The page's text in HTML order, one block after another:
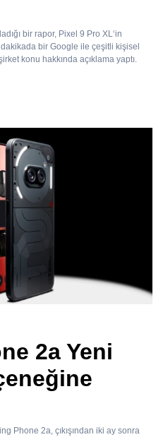
bir rapor, Pixel 9 Pro XL‘in
bir Google ile çeşitli kişisel
konu hakkında açıklama yaptı.
2a Yeni
Phone 2a, çıkışından iki ay sonra